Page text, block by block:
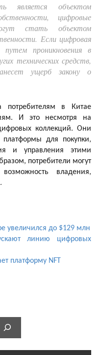
является объектом
цифровые
стать объектом
Если цифровая
путем проникновения в
технических средств,
ущерб закону о
потребителям в Китае
И это несмотря на
коллекций. Они
платформы для покупки,
и управления этими
потребители могут
владения,
увеличился до $129 млн
линию цифровых
платформу NFT